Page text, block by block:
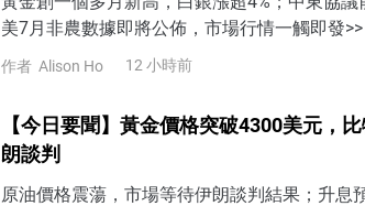
美7月非農數據即將公佈，市場行情一觸即發>>
作者 Alison Ho 12 小時前
【今日要聞】黃金價格突破4300美元，
朗談判
原油價格震蕩，市場等待伊朗談判結果；升息